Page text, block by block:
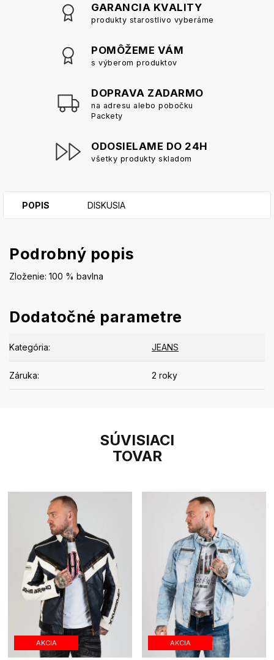
GARANCIA KVALITY
produkty starostlivo vyberáme
POMÔŽEME VÁM
s výberom produktov
DOPRAVA ZADARMO
na adresu alebo pobočku
Packety
ODOSIELAME DO 24H
všetky produkty skladom
SÚVISIACI
TOVAR
AKCIA AKCIA
POPIS DISKUSIA
Podrobný popis
Zloženie: 100 % bavlna
Dodatočné parametre
Kategória: JEANS
Záruka: 2 roky